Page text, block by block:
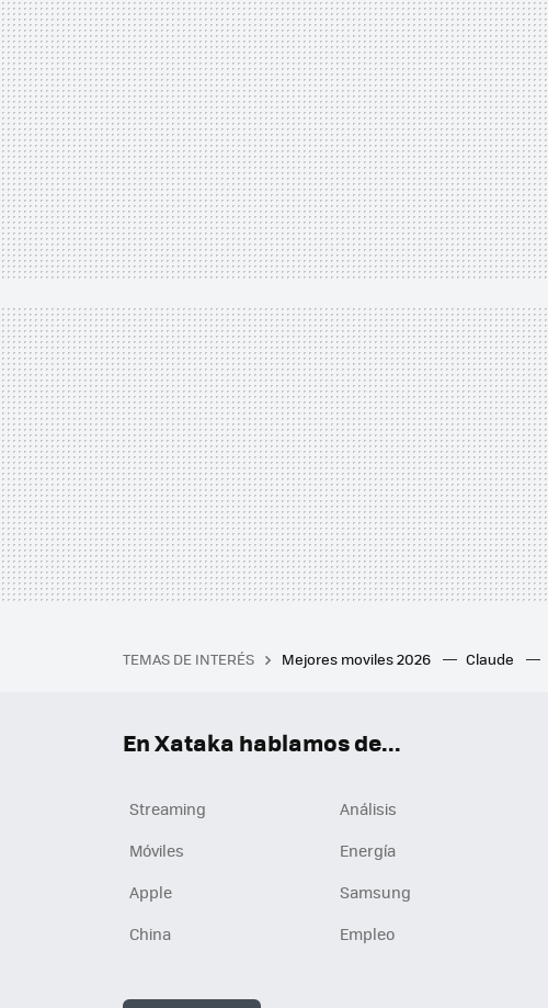
TEMAS DE INTERÉS Mejores moviles 2026 Claude
En Xataka hablamos de...
Streaming Análisis
Móviles
Energía
Apple
Samsung
China
Empleo